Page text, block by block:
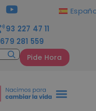
93 227 47 11
679 281 559
Pide Hora